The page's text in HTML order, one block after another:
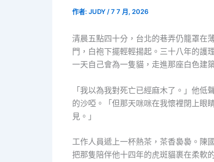
作者: JUDY /7 7 月, 2026
清晨五點四十分，台北的巷弄仍籠罩在
門，白袍下擺輕輕揚起。三十八年的護
一天自己會為一隻貓，走進那座白色
「我以為我對死亡已經麻木了。」他
的沙啞。「但那天咪咪在我懷裡閉上眼
見。」
工作人員遞上一杯熱茶，茶香裊裊。陳
把那隻陪伴他十四年的虎斑貓裹在柔軟